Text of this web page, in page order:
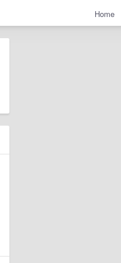
Home